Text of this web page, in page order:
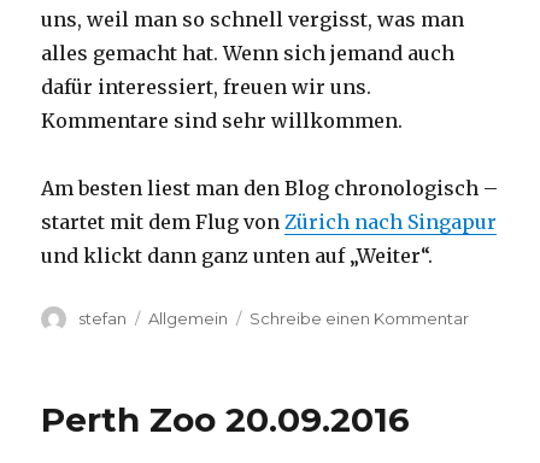
uns, weil man so schnell vergisst, was man
alles gemacht hat. Wenn sich jemand auch
dafür interessiert, freuen wir uns.
Kommentare sind sehr willkommen.
Am besten liest man den Blog chronologisch –
startet mit dem Flug vonZürich nach Singapur
und klickt dann ganz unten auf „Weiter“.
Autor
stefan Kategorien
Allgemein Schreibe einen Kommentarzu
Perth Zoo 20.09.2016